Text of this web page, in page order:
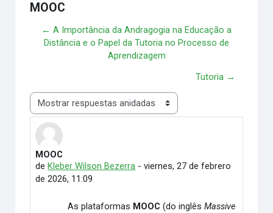
MOOC
← A Importância da Andragogia na Educação a
Distância e o Papel da Tutoria no Processo de
Aprendizagem
Tutoria →
Mostrar modo
MOOC
de Kleber Wilson Bezerra -viernes, 27 de febrero
de 2026, 11:09
Número de respuestas: 0
As plataformas MOOC (do inglêsMassive